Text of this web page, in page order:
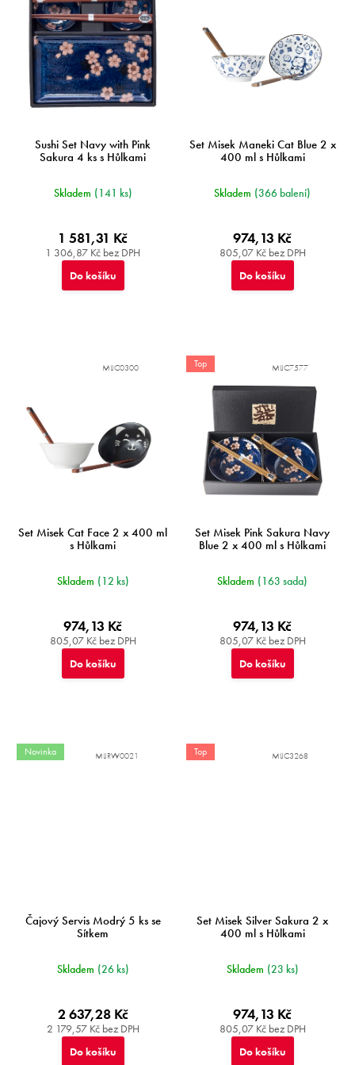
Sushi Set Navy with Pink
Sakura 4 ks s Hůlkami
Skladem (141 ks)
1 306,87 Kč bez DPH
1 581,31 Kč
Do košíku
Set Misek Maneki Cat Blue 2 x
400 ml s Hůlkami
Skladem (366 balení)
805,07 Kč bez DPH
974,13 Kč
Do košíku
Set Misek Cat Face 2 x 400 ml
s Hůlkami
Skladem (12 ks)
805,07 Kč bez DPH
974,13 Kč
Do košíku
MIJC0300 Top
Set Misek Pink Sakura Navy
Blue 2 x 400 ml s Hůlkami
Skladem (163 sada)
805,07 Kč bez DPH
974,13 Kč
Do košíku
MIJC7577
Novinka
Čajový Servis Modrý 5 ks se
Sítkem
Skladem (26 ks)
2 179,57 Kč bez DPH
2 637,28 Kč
Do košíku
MIJRW0021 Top
Set Misek Silver Sakura 2 x
400 ml s Hůlkami
Skladem (23 ks)
805,07 Kč bez DPH
974,13 Kč
Do košíku
MIJC3268